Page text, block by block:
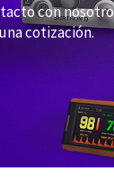
con
cotización.